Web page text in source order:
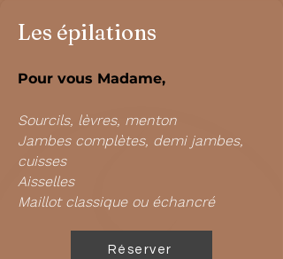
Les épilations
Pour vous Madame,
Sourcils, lèvres, menton
Jambes complètes, demi jambes,
cuisses
Aisselles
Maillot classique ou échancré​​
Réserver